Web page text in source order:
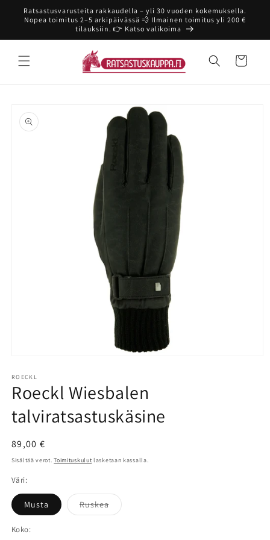
siirry
sisältöön
Ratsastusvarusteita rakkaudella – yli 30 vuoden kokemuksella.
Nopea toimitus 2–5 arkipäivässä 💨 Ilmainen toimitus yli 200 €
tilauksiin. 👉 Katso valikoima
Ostoskori
tuotetietoihin
1
modaalisessa
ikkunassa
ROECKL
Roeckl Wiesbalen
talviratsastuskäsine
Normaalihinta
89,00 €
Sisältää verot.Toimituskulut lasketaan kassalla.
Väri:
Musta RuskeaVersio
on
Koko: